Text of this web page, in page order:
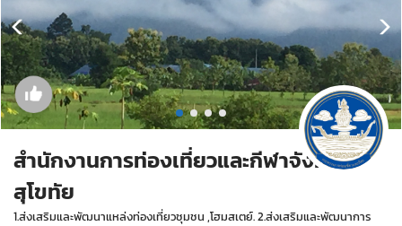
g
a
t
i
o
n
สำนักงานการท่องเที่ยวและกีฬาจังหวัด
สุโขทัย
1.ส่งเสริมและพัฒนาแหล่งท่องเที่ยวชุมชน ,โฮมสเตย์. 2.ส่งเสริมและพัฒนาการ